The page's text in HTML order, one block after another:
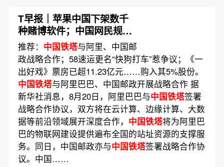
T早报｜苹果中国下架数千
种赌博软件；中国网民规模
已超8亿；30亿条用户数据
被盗
推荐： 中国铁塔与阿里、中国邮
政战略合作；58速运更名“快狗打车”惹争议；《一
出好戏》票房已超11.23亿元……购入其5%股份。
中国铁塔与阿里巴巴、中国邮政开展战略合作 据
新华社消息，8月20日，阿里巴巴与中国铁塔签署
战略合作协议，双方将在云计算、边缘计算、大数
据等前沿领域展开深度合作， 中国铁塔将为阿里巴
巴的物联网建设提供遍布全国的站址资源的支撑服
务。同日，中国邮政亦与中国铁塔签署战略合作协
议。中国……